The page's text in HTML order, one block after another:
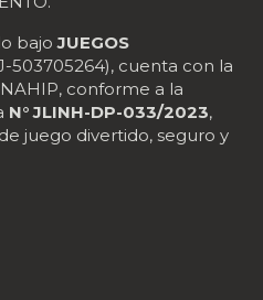
bajoJUEGOS
503705264), cuenta con la
conforme a la
N° JLINH-DP-033/2023,
juego divertido, seguro y